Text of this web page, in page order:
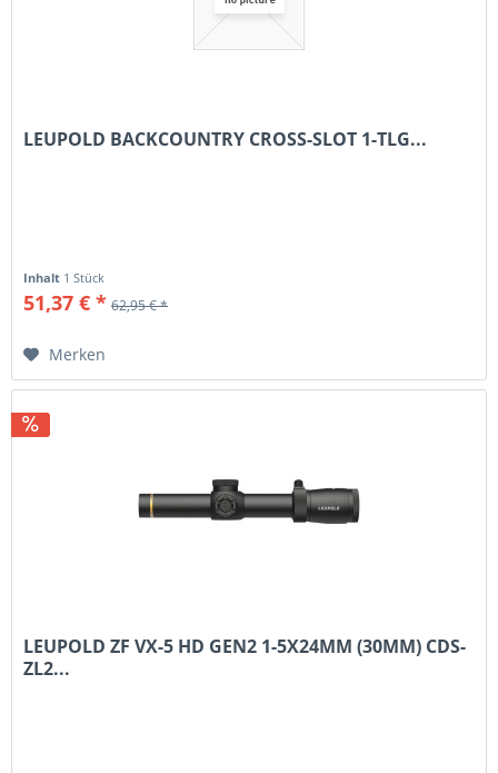
LEUPOLD BACKCOUNTRY CROSS-SLOT 1-TLG...
Inhalt 1 Stück
51,37 € * 62,95 € *
Merken
LEUPOLD ZF VX-5 HD GEN2 1-5X24MM (30MM) CDS-
ZL2...